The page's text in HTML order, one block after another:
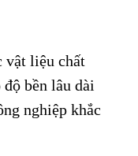
vật liệu chất
bền lâu dài
nghiệp khắc